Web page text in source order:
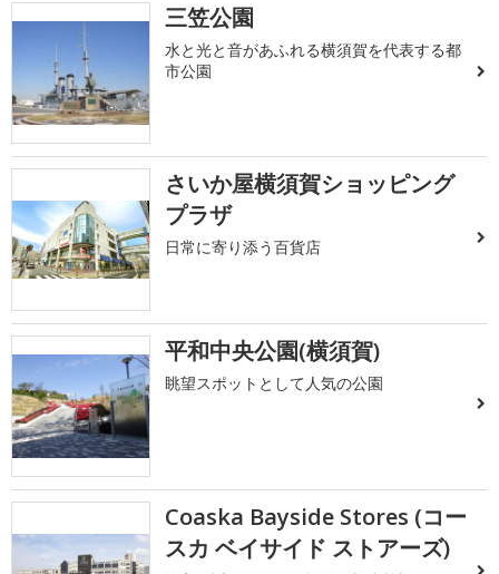
三笠公園
水と光と音があふれる横須賀を代表する都
市公園
さいか屋横須賀ショッピング
プラザ
日常に寄り添う百貨店
平和中央公園(横須賀)
眺望スポットとして人気の公園
Coaska Bayside Stores (コー
スカ ベイサイド ストアーズ)